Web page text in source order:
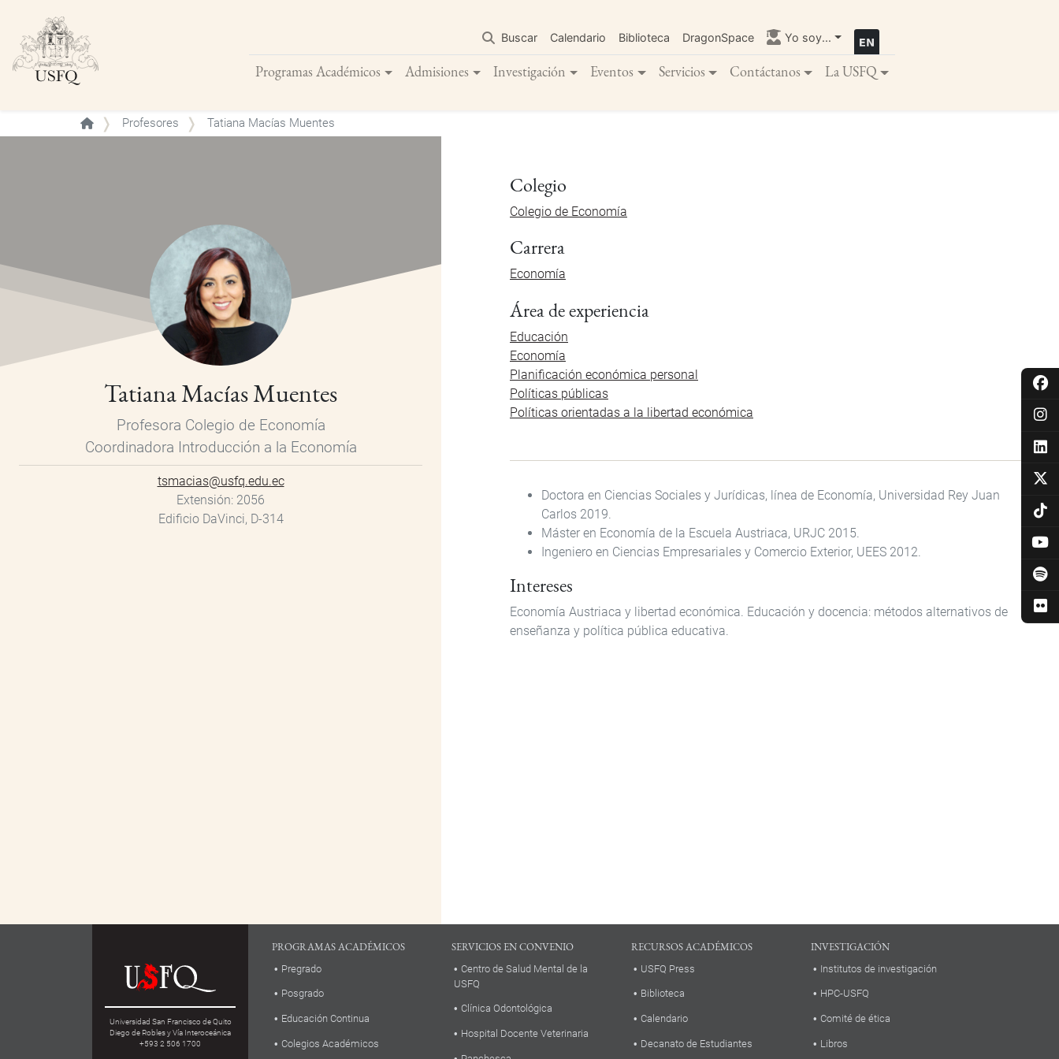
contenido
principal
Buscar Calendario Biblioteca DragonSpace Yo soy...
Programas Académicos Admisiones Investigación Eventos Servicios Contáctanos La USFQ
Buscar
Profesores Tatiana Macías Muentes
Tatiana Macías Muentes
Profesora Colegio de Economía
Coordinadora Introducción a la Economía
tsmacias@usfq.edu.ec
Extensión 2056
Edificio DaVinci, D-314
Colegio
Colegio de Economía
Carrera
Economía
Área de experiencia
Educación
Economía
Planificación económica personal
Políticas públicas
Políticas orientadas a la libertad económica
Doctora en Ciencias Sociales y Jurídicas, línea de Economía, Universidad Rey Juan
Carlos 2019.
Máster en Economía de la Escuela Austriaca, URJC 2015.
Ingeniero en Ciencias Empresariales y Comercio Exterior, UEES 2012.
Intereses
Economía Austriaca y libertad económica. Educación y docencia: métodos alternativos de
enseñanza y política pública educativa.
Universidad San Francisco de Quito
Diego de Robles y Vía Interoceánica
+593 2 506 1700
PROGRAMAS ACADÉMICOS
Pregrado
Posgrado
Educación Continua
Colegios Académicos
SERVICIOS EN CONVENIO
Centro de Salud Mental de la
USFQ
Clínica Odontológica
Hospital Docente Veterinaria
RECURSOS ACADÉMICOS
USFQ Press
Biblioteca
Calendario
Decanato de Estudiantes
INVESTIGACIÓN
Institutos de investigación
HPC-USFQ
Comité de ética
Libros